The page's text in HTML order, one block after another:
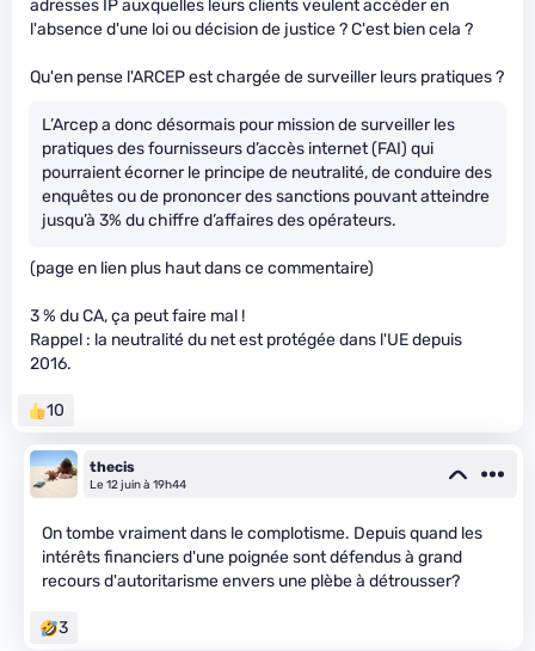
adresses IP auxquelles leurs clients veulent accéder en
l'absence d'une loi ou décision de justice ? C'est bien cela ?
Qu'en pense l'ARCEP est chargée de surveiller leurs pratiques ?
L’Arcep a donc désormais pour mission de surveiller les
pratiques des fournisseurs d’accès internet (FAI) qui
pourraient écorner le principe de neutralité, de conduire des
enquêtes ou de prononcer des sanctions pouvant atteindre
jusqu’à 3% du chiffre d’affaires des opérateurs.
(page en lien plus haut dans ce commentaire)
3 % du CA, ça peut faire mal !
Rappel : la neutralité du net est protégée dans l'UE depuis
2016.
10
thecis
Le 12 juin à 19h44
On tombe vraiment dans le complotisme. Depuis quand les
intérêts financiers d'une poignée sont défendus à grand
recours d'autoritarisme envers une plèbe à détrousser?
3